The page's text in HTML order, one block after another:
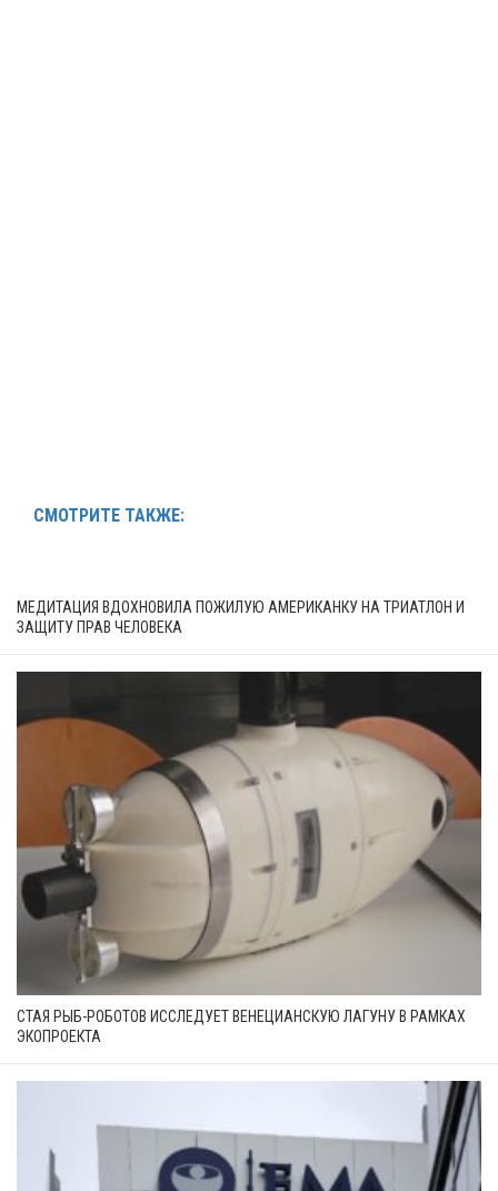
СМОТРИТЕ ТАКЖЕ:
МЕДИТАЦИЯ ВДОХНОВИЛА ПОЖИЛУЮ АМЕРИКАНКУ НА ТРИАТЛОН И
ЗАЩИТУ ПРАВ ЧЕЛОВЕКА
СТАЯ РЫБ-РОБОТОВ ИССЛЕДУЕТ ВЕНЕЦИАНСКУЮ ЛАГУНУ В РАМКАХ
ЭКОПРОЕКТА